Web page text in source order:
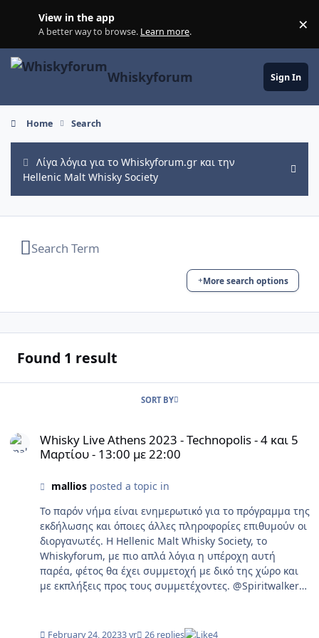
View in the app
A better way to browse. Learn more. ×
Whiskyforum Sign In
Home Search
Λίγα λόγια για το Whiskyforum.gr και την
Hellenic Malt Whisky Society
Hide
More search options
Found 1 result
SORT BY
Whisky Live Athens 2023 - Technopolis - 4 και 5
Μαρτίου - 13:00 με 22:00
malliosposted a topic in
Το παρόν νήμα είναι ενημερωτικό για το πρόγραμμα της
εκδήλωσης και όποιες άλλες πληροφορίες επιθυμούν οι
διοργανωτές. Η Hellenic Malt Whisky Society, το
Whiskyforum, με πιο απλά λόγια η υπέροχη αυτή
παρέα, φέτος θα έχει συμμετοχή με δικό της χώρο και
με εκπλήξεις προς τους συμμετέχοντες. @Spiritwalker
διοργανωτών
February 24, 20233 yr 26 replies 4